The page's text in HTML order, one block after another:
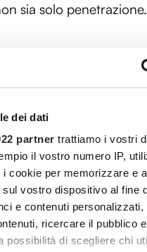
dei dati
partner trattiamo i vostri
il vostro numero IP,
i cookie per memorizzare e
vostro dispositivo al fine
e contenuti personalizzati,
ricercare il pubblico
possibilità di scegliere chi
sia solo penetrazione.
Se son rose
, Giunti
nella collanaIl
Ravera, che l’editore
rosa per gli
tenero e delicato